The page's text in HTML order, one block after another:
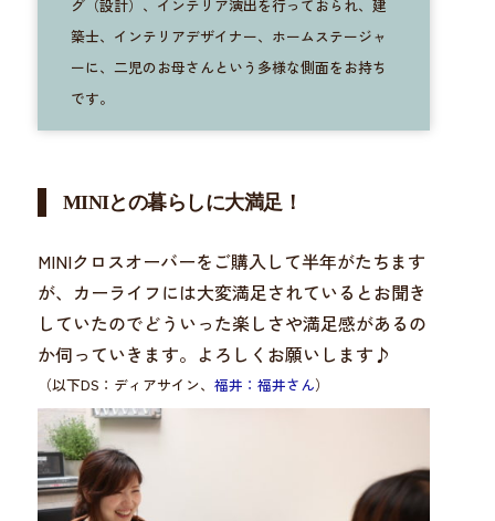
グ（設計）、インテリア演出を行っておられ、建
築士、インテリアデザイナー、ホームステージャ
ーに、二児のお母さんという多様な側面をお持ち
です。
MINIとの暮らしに大満足！
MINIクロスオーバーをご購入して半年がたちます
が、カーライフには大変満足されているとお聞き
していたのでどういった楽しさや満足感があるの
か伺っていきます。よろしくお願いします♪
（以下DS：ディアサイン、 福井：福井さん）